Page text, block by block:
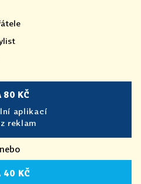
80 KČ
aplikací
reklam
nebo
40 KČ